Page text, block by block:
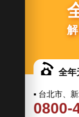
全年
▪ 台北市、
0800-